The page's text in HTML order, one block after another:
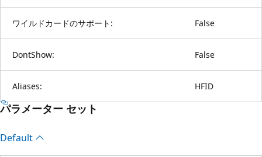
ワイルドカードのサポート: False
DontShow: False
Aliases: HFID
パラメーター セット
Default